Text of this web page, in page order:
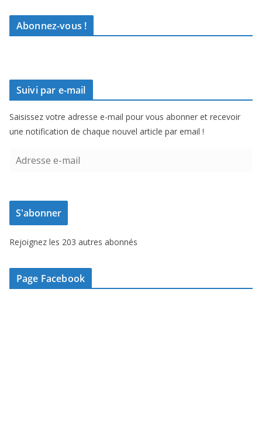
Abonnez-vous !
Suivi par e-mail
Saisissez votre adresse e-mail pour vous abonner et recevoir
une notification de chaque nouvel article par email !
e
s
e
-
m
S'abonner
Rejoignez les 203 autres abonnés
Page Facebook